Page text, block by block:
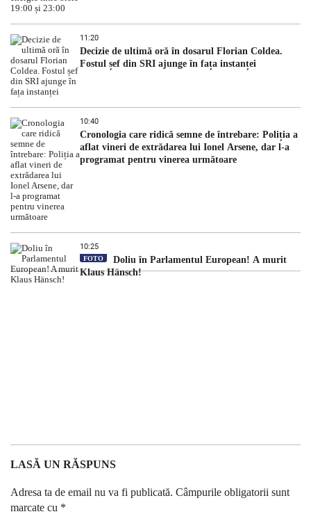
11:20
Decizie de ultimă oră în dosarul Florian Coldea.
Fostul șef din SRI ajunge în fața instanței
10:40
Cronologia care ridică semne de întrebare: Poliția a
aflat vineri de extrădarea lui Ionel Arsene, dar l-a
programat pentru vinerea următoare
10:25
FOTO
Doliu în Parlamentul European! A murit
Klaus Hänsch!
LASĂ UN RĂSPUNS
Adresa ta de email nu va fi publicată. Câmpurile obligatorii sunt
marcate cu *